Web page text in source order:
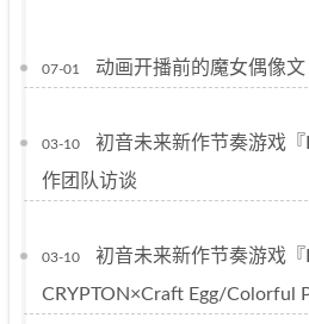
07-01 动画开播前的魔女偶像文
03-10
初音未来新作节奏游戏『
作团队访谈
03-10
初音未来新作节奏游戏『
CRYPTON×Craft Egg/Colorful